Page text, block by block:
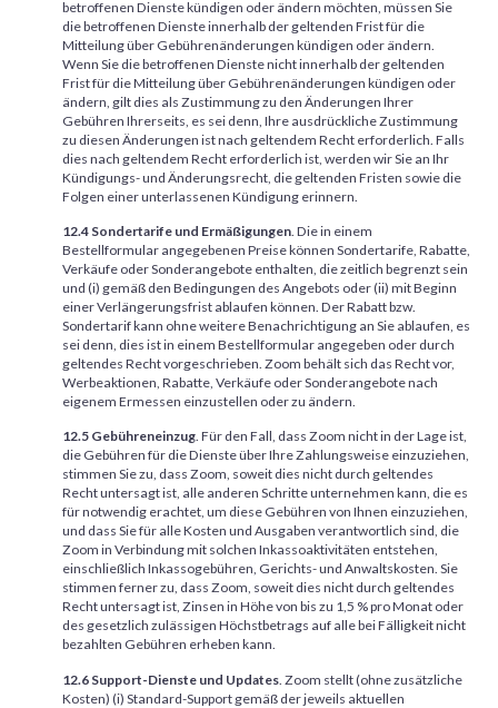
betroffenen Dienste kündigen oder ändern möchten, müssen Sie
die betroffenen Dienste innerhalb der geltenden Frist für die
Mitteilung über Gebührenänderungen kündigen oder ändern.
Wenn Sie die betroffenen Dienste nicht innerhalb der geltenden
Frist für die Mitteilung über Gebührenänderungen kündigen oder
ändern, gilt dies als Zustimmung zu den Änderungen Ihrer
Gebühren Ihrerseits, es sei denn, Ihre ausdrückliche Zustimmung
zu diesen Änderungen ist nach geltendem Recht erforderlich. Falls
dies nach geltendem Recht erforderlich ist, werden wir Sie an Ihr
Kündigungs- und Änderungsrecht, die geltenden Fristen sowie die
Folgen einer unterlassenen Kündigung erinnern.
12.4 Sondertarife und Ermäßigungen. Die in einem
Bestellformular angegebenen Preise können Sondertarife, Rabatte,
Verkäufe oder Sonderangebote enthalten, die zeitlich begrenzt sein
und (i) gemäß den Bedingungen des Angebots oder (ii) mit Beginn
einer Verlängerungsfrist ablaufen können. Der Rabatt bzw.
Sondertarif kann ohne weitere Benachrichtigung an Sie ablaufen, es
sei denn, dies ist in einem Bestellformular angegeben oder durch
geltendes Recht vorgeschrieben. Zoom behält sich das Recht vor,
Werbeaktionen, Rabatte, Verkäufe oder Sonderangebote nach
eigenem Ermessen einzustellen oder zu ändern.
12.5 Gebühreneinzug. Für den Fall, dass Zoom nicht in der Lage ist,
die Gebühren für die Dienste über Ihre Zahlungsweise einzuziehen,
stimmen Sie zu, dass Zoom, soweit dies nicht durch geltendes
Recht untersagt ist, alle anderen Schritte unternehmen kann, die es
für notwendig erachtet, um diese Gebühren von Ihnen einzuziehen,
und dass Sie für alle Kosten und Ausgaben verantwortlich sind, die
Zoom in Verbindung mit solchen Inkassoaktivitäten entstehen,
einschließlich Inkassogebühren, Gerichts- und Anwaltskosten. Sie
stimmen ferner zu, dass Zoom, soweit dies nicht durch geltendes
Recht untersagt ist, Zinsen in Höhe von bis zu 1,5 % pro Monat oder
des gesetzlich zulässigen Höchstbetrags auf alle bei Fälligkeit nicht
bezahlten Gebühren erheben kann.
12.6 Support-Dienste und Updates. Zoom stellt (ohne zusätzliche
Kosten) (i) Standard-Support gemäß der jeweils aktuellen